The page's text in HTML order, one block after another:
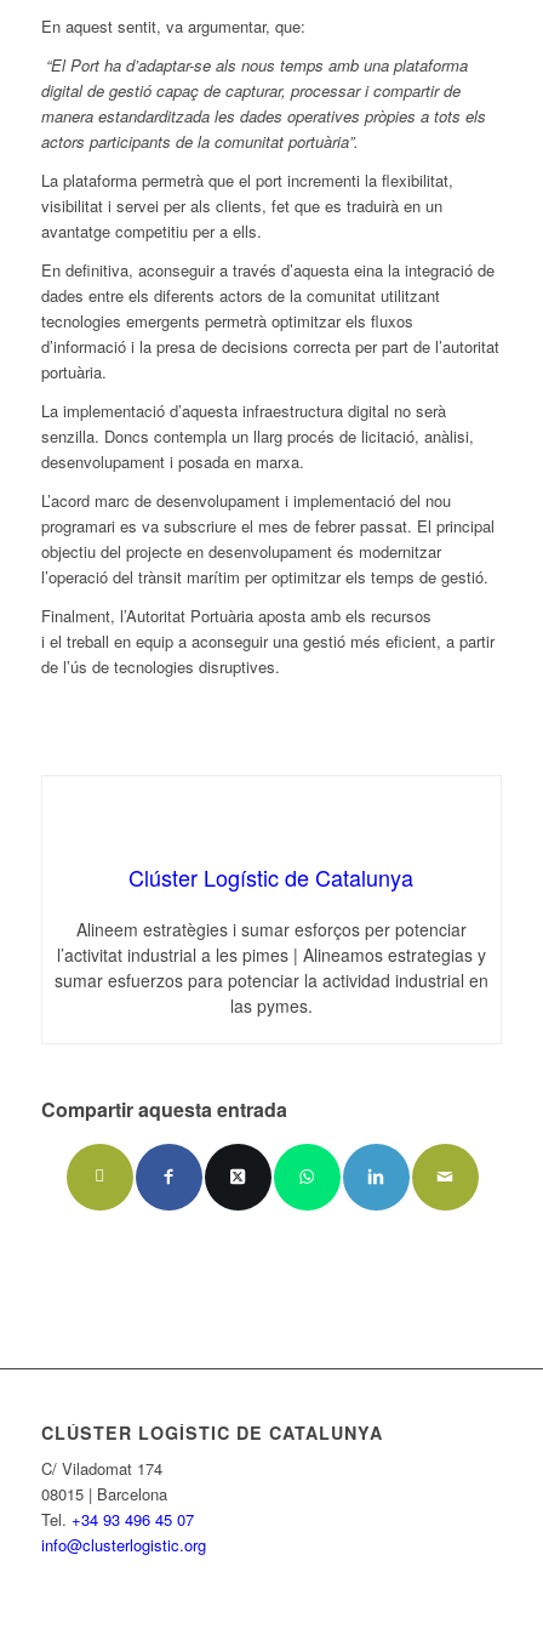
En aquest sentit, va argumentar, que:
“El Portha d’adaptar-se als nous temps amb una plataforma
digital de gestió capaç de capturar, processar i compartir de
manera estandarditzada les dades operatives pròpies a tots els
actors participants de la comunitat portuària”.
La plataforma permetrà que el portincrementi la flexibilitat,
visibilitat i servei per als clients, fet que es traduirà en un
avantatge competitiu per a ells.
En definitiva, aconseguir a través d’aquesta eina la integració de
dades entre els diferents actors de la comunitat utilitzant
tecnologies emergents permetrà optimitzar els fluxos
d’informació i la presa de decisions correcta per part de l’autoritat
portuària.
La implementació d’aquesta infraestructura digital no serà
senzilla. Doncs contempla un llarg procés de licitació, anàlisi,
desenvolupament i posada en marxa.
L’acord marc de desenvolupament i implementació del nou
programari es va subscriure el mes de febrer passat. El principal
objectiu del projecte en desenvolupament és modernitzar
l’operació del trànsit marítim per optimitzar els temps de gestió.
Finalment, l’Autoritat Portuària aposta amb els recursos
i el treball en equip a aconseguir una gestió més eficient, a partir
de l’ús de tecnologies disruptives.
Clúster Logístic de Catalunya
Alineem estratègies i sumar esforços per potenciar
l’activitat industrial a les pimes | Alineamos estrategias y
sumar esfuerzos para potenciar la actividad industrial en
las pymes.
Compartir aquesta entrada
CLÚSTER LOGÍSTIC DE CATALUNYA
C/ Viladomat 174
08015 | Barcelona
Tel. +34 93 496 45 07
info@clusterlogistic.org